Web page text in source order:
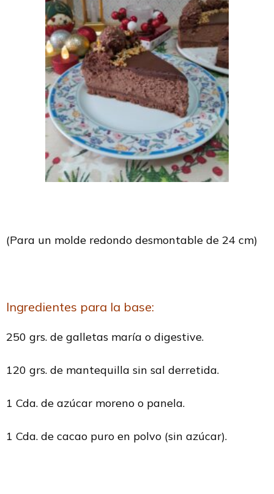
(Para un molde redondo desmontable de 24 cm)
Ingredientes para la base:
250 grs. de galletas maría o digestive.
120 grs. de mantequilla sin sal derretida.
1 Cda. de azúcar moreno o panela.
1 Cda. de cacao puro en polvo (sin azúcar).